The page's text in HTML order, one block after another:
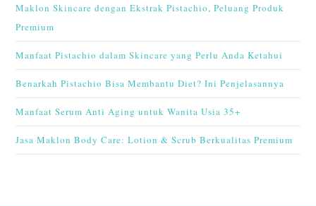
Maklon Skincare dengan Ekstrak Pistachio, Peluang Produk
Premium
Manfaat Pistachio dalam Skincare yang Perlu Anda Ketahui
Benarkah Pistachio Bisa Membantu Diet? Ini Penjelasannya
Manfaat Serum Anti Aging untuk Wanita Usia 35+
Jasa Maklon Body Care: Lotion & Scrub Berkualitas Premium